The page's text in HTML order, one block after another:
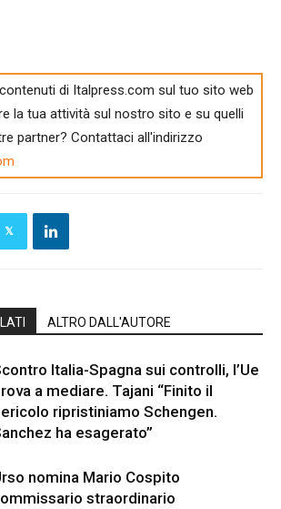
di Italpress.com sul tuo sito web
la tua attività sul nostro sito e su quelli
partner? Contattaci all'indirizzo
ALTRO DALL'AUTORE
Italia-Spagna sui controlli, l’Ue
a mediare. Tajani “Finito il
ripristiniamo Schengen.
ha esagerato”
nomina Mario Cospito
straordinario